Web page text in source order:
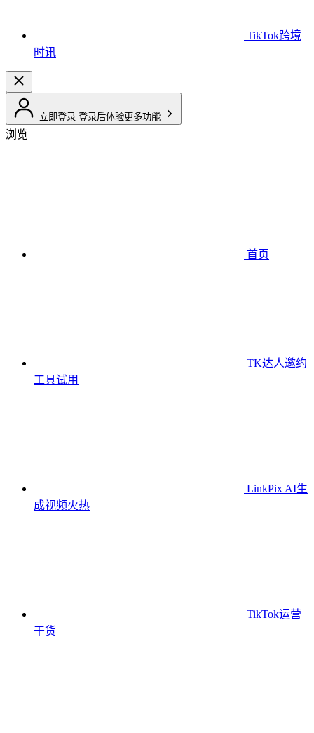
TikTok跨境
时讯
立即登录 登录后体验更多功能
浏览
首页
TK达人邀约
工具试用
LinkPix AI生
成视频火热
TikTok运营
干货